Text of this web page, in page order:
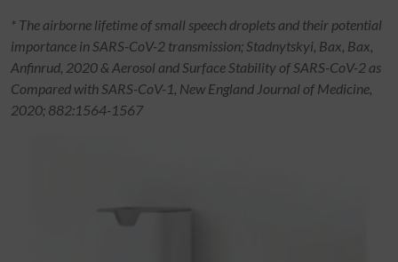
* The airborne lifetime of small speech droplets and their potential
importance in SARS-CoV-2 transmission; Stadnytskyi, Bax, Bax,
Anfinrud, 2020 & Aerosol and Surface Stability of SARS-CoV-2 as
Compared with SARS-CoV-1, New England Journal of Medicine,
2020; 882:1564-1567